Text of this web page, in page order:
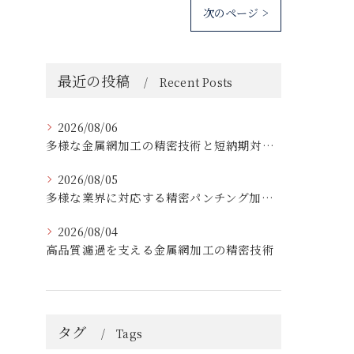
次のページ >
最近の投稿 Recent Posts
2026/08/06
多様な金属網加工の精密技術と短納期対応の実例
2026/08/05
多様な業界に対応する精密パンチング加工の実践技術
2026/08/04
高品質濾過を支える金属網加工の精密技術
タグ Tags